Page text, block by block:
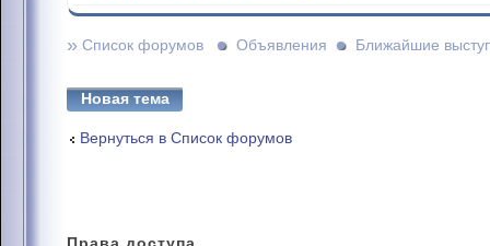
» Список форумов Объявления Ближайшие
Новая тема
Вернуться в Список форумов